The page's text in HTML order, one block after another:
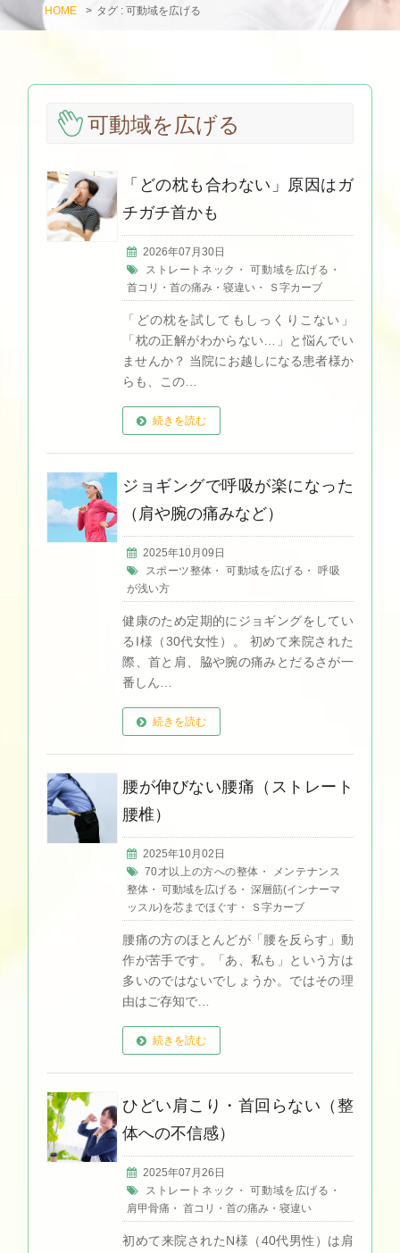
HOME > タグ : 可動域を広げる
可動域を広げる
「どの枕も合わない」原因はガ
チガチ首かも
2026年07月30日
ストレートネック ・可動域を広げる ・
首コリ・首の痛み・寝違い ・ Ｓ字カーブ
「どの枕を試してもしっくりこない」
「枕の正解がわからない…」と悩んでい
ませんか？ 当院にお越しになる患者様か
らも、この…
続きを読む
ジョギングで呼吸が楽になった
（肩や腕の痛みなど）
2025年10月09日
スポーツ整体 ・可動域を広げる ・呼吸
が浅い方
健康のため定期的にジョギングをしてい
るI様（30代女性）。 初めて来院された
際、首と肩、脇や腕の痛みとだるさが一
番しん…
続きを読む
腰が伸びない腰痛（ストレート
腰椎）
2025年10月02日
70才以上の方への整体 ・
メンテナンス
整体 ・可動域を広げる ・ 深層筋(インナーマ
ッスル)を芯までほぐす ・ Ｓ字カーブ
腰痛の方のほとんどが「腰を反らす」動
作が苦手です。「あ、私も」という方は
多いのではないでしょうか。ではその理
由はご存知で…
続きを読む
ひどい肩こり・首回らない（整
体への不信感）
2025年07月26日
ストレートネック ・可動域を広げる ・
肩甲骨痛 ・首コリ・首の痛み・寝違い
初めて来院されたN様（40代男性）は肩